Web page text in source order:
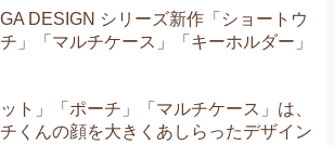
DESIGN シリーズ新作「ショートウ
」「マルチケース」「キーホルダー」
ト」「ポーチ」「マルチケース」は、
くんの顔を大きくあしらったデザイン